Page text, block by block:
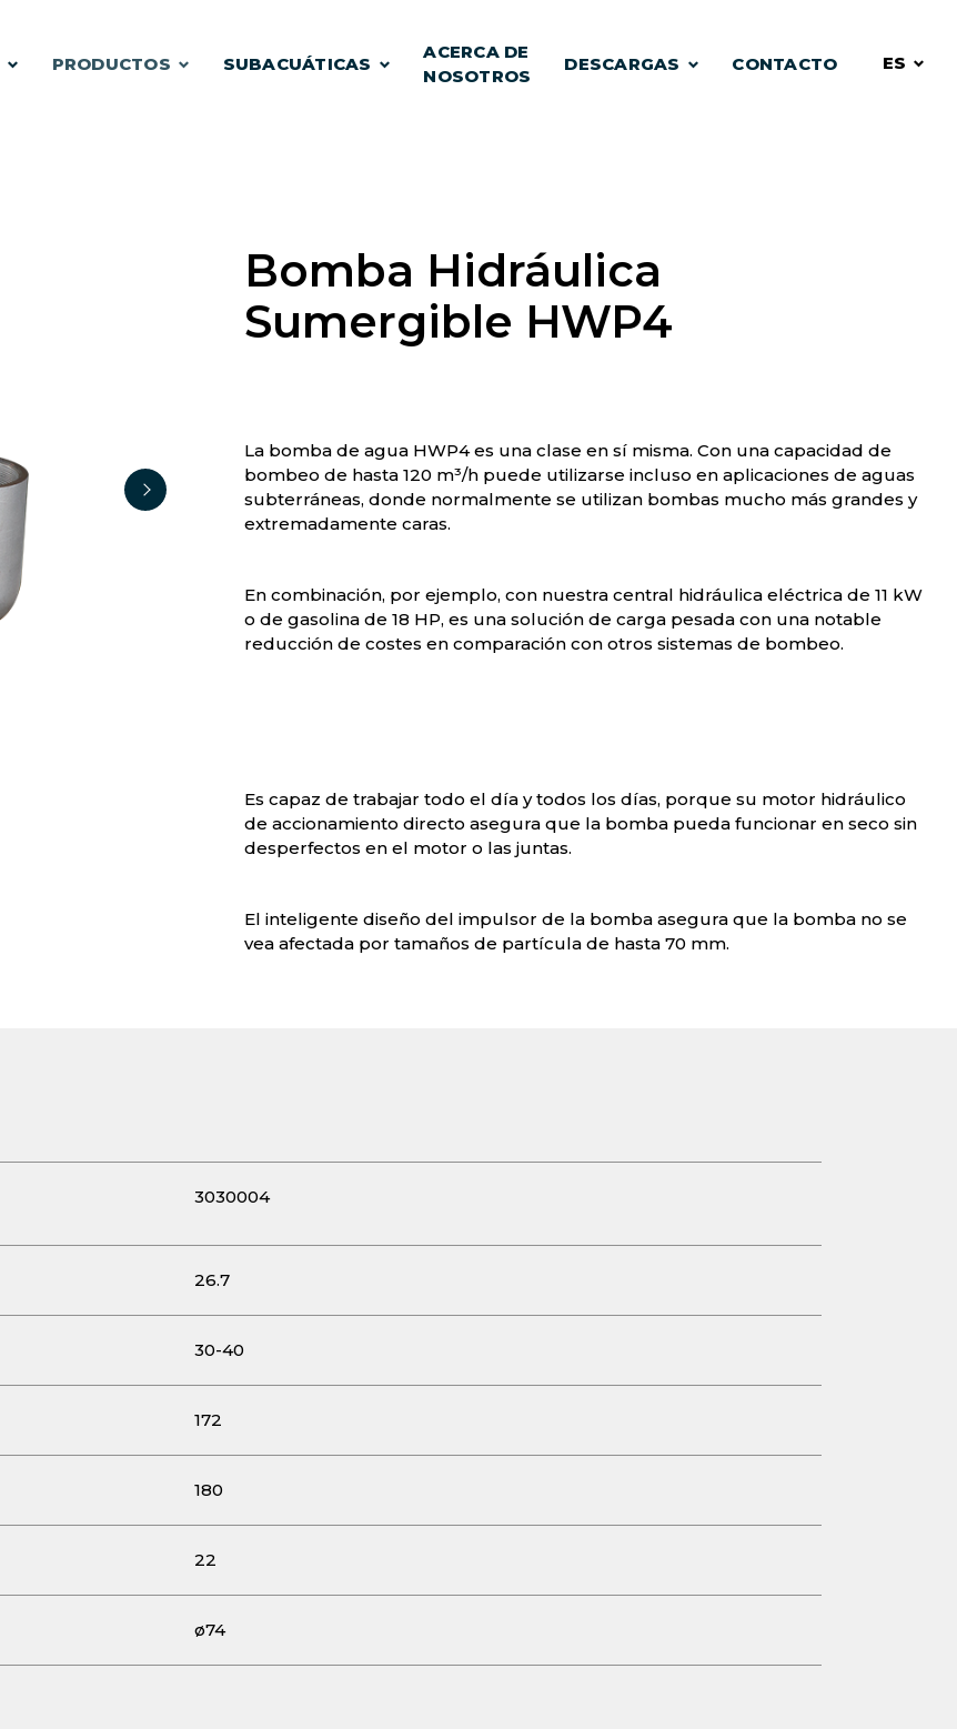
PRODUCTOS SUBACUÁTICAS
ACERCA DE
NOSOTROS
DESCARGAS CONTACTO ES
Bomba Hidráulica
Sumergible HWP4
La bomba de agua HWP4 es una clase en sí misma. Con una capacidad de
bombeo de hasta 120 m³/h puede utilizarse incluso en aplicaciones de aguas
subterráneas, donde normalmente se utilizan bombas mucho más grandes y
extremadamente caras.
En combinación, por ejemplo, con nuestra central hidráulica eléctrica de 11 kW
o de gasolina de 18 HP, es una solución de carga pesada con una notable
reducción de costes en comparación con otros sistemas de bombeo.
Es capaz de trabajar todo el día y todos los días, porque su motor hidráulico
de accionamiento directo asegura que la bomba pueda funcionar en seco sin
desperfectos en el motor o las juntas.
El inteligente diseño del impulsor de la bomba asegura que la bomba no se
vea afectada por tamaños de partícula de hasta 70 mm.
3030004
26.7
30-40
172
180
22
ø74